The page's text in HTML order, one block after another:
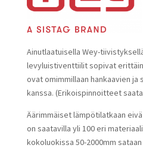
Ainutlaatuisella Wey-
levyluistiventtiilit sopivat
ovat omimmillaan hankaavien
kanssa. (Erikoispinnoitteet
Äärimmäiset lämpötilatkaan
on saatavilla yli 100 eri
kokoluokissa 50-2000mm